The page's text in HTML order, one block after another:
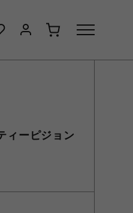
ィーピジョン